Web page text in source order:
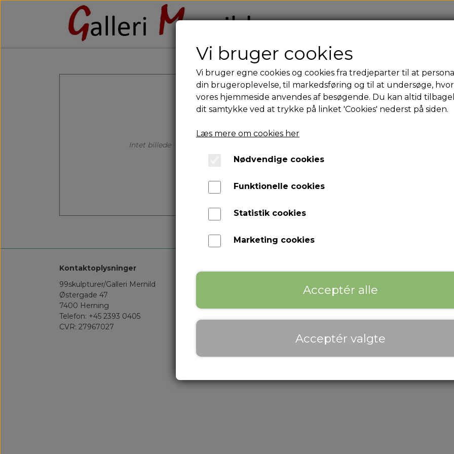
Intet billede
Das Leben aus Koffern -
3.200,00 kr.
Dimensioner: 29 cm × 25 cm
Kontaktoplysninger
99skulpturer/Galleri Mernild
Østergade 47
7400 Herning
Telefon: +45 2393 0405
CVR: 27967027
Vi bruger cookies
Vi bruger egne cookies og cookies fra tredjeparter til at
din brugeroplevelse, til markedsføring og til at undersøge,
vores hjemmeside anvendes af besøgende. Du kan altid
dit samtykke ved at trykke på linket 'Cookies' nederst på siden.
Læs mere om cookies her
Nødvendige cookies
Funktionelle cookies
Statistik cookies
Marketing cookies
Acceptér alle
Acceptér valgte